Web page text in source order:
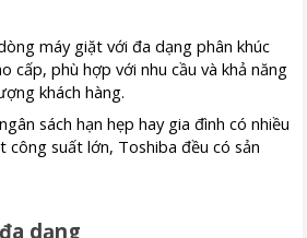
máy giặt với đa dạng phân khúc
cấp, phù hợp với nhu cầu và khả năng
khách hàng.
sách hạn hẹp hay gia đình có nhiều
công suất lớn, Toshiba đều có sản
dạng